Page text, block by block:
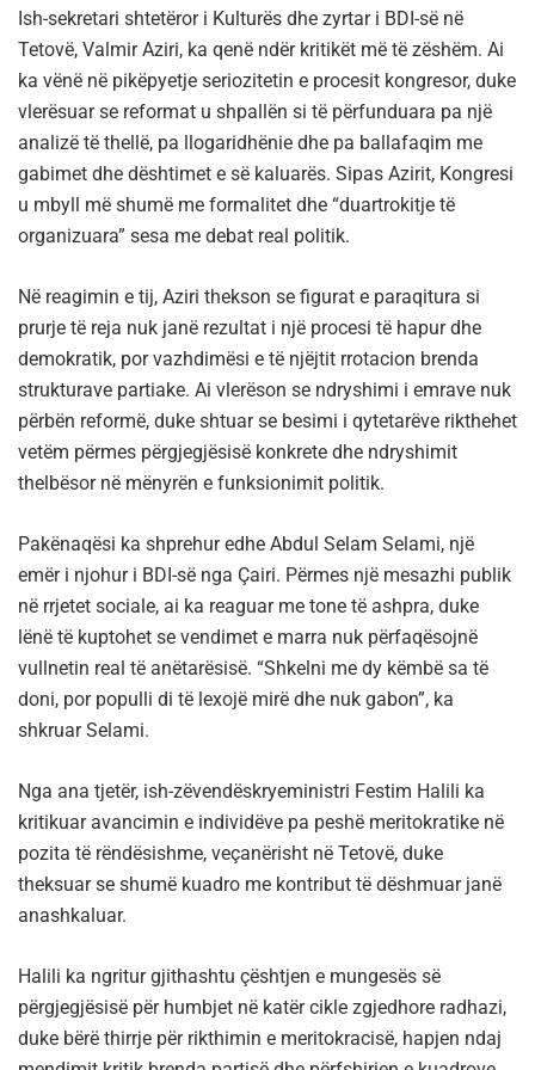
Ish-sekretari shtetëror i Kulturës dhe zyrtar i BDI-së në
Tetovë, Valmir Aziri, ka qenë ndër kritikët më të zëshëm. Ai
ka vënë në pikëpyetje seriozitetin e procesit kongresor, duke
vlerësuar se reformat u shpallën si të përfunduara pa një
analizë të thellë, pa llogaridhënie dhe pa ballafaqim me
gabimet dhe dështimet e së kaluarës. Sipas Azirit, Kongresi
u mbyll më shumë me formalitet dhe “duartrokitje të
organizuara” sesa me debat real politik.
Në reagimin e tij, Aziri thekson se figurat e paraqitura si
prurje të reja nuk janë rezultat i një procesi të hapur dhe
demokratik, por vazhdimësi e të njëjtit rrotacion brenda
strukturave partiake. Ai vlerëson se ndryshimi i emrave nuk
përbën reformë, duke shtuar se besimi i qytetarëve rikthehet
vetëm përmes përgjegjësisë konkrete dhe ndryshimit
thelbësor në mënyrën e funksionimit politik.
Pakënaqësi ka shprehur edhe Abdul Selam Selami, një
emër i njohur i BDI-së nga Çairi. Përmes një mesazhi publik
në rrjetet sociale, ai ka reaguar me tone të ashpra, duke
lënë të kuptohet se vendimet e marra nuk përfaqësojnë
vullnetin real të anëtarësisë. “Shkelni me dy këmbë sa të
doni, por populli di të lexojë mirë dhe nuk gabon”, ka
shkruar Selami.
Nga ana tjetër, ish-zëvendëskryeministri Festim Halili ka
kritikuar avancimin e individëve pa peshë meritokratike në
pozita të rëndësishme, veçanërisht në Tetovë, duke
theksuar se shumë kuadro me kontribut të dëshmuar janë
anashkaluar.
Halili ka ngritur gjithashtu çështjen e mungesës së
përgjegjësisë për humbjet në katër cikle zgjedhore radhazi,
duke bërë thirrje për rikthimin e meritokracisë, hapjen ndaj